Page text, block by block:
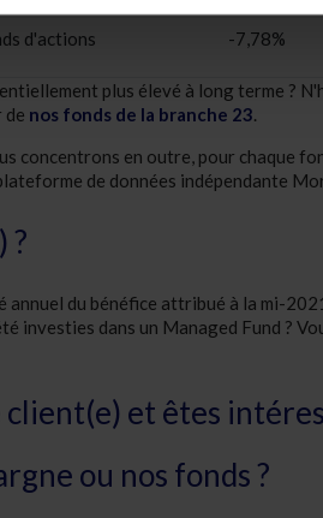
d'actions -7,78%
plus élevé à long terme ?
de nos fonds de la branche 23.
concentrons en outre, pour chaque
de données indépendante
?
annuel du bénéfice attribué à la mi-
investies dans un Managed Fund ?
client(e) et êtes
ou nos fonds ?